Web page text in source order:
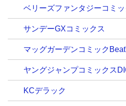
ベリーズファンタジーコミッ
サンデーGXコミックス
マッグガーデンコミック
ヤングジャンプコミックス
KCデラック